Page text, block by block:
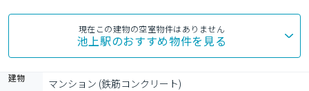
現在この建物の空室物件はありません
池上駅のおすすめ物件を見る
建物 マンション (鉄筋コンクリート)